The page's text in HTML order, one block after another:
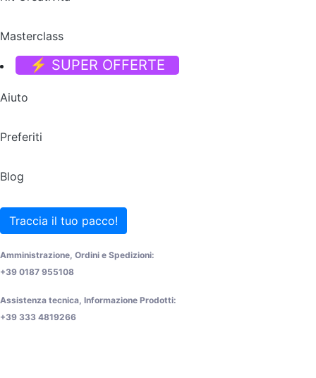
Masterclass
⚡ SUPER OFFERTE
Aiuto
Preferiti
Blog
Traccia il tuo pacco!
Amministrazione, Ordini e Spedizioni:
+39 0187 955108
Assistenza tecnica, Informazione Prodotti:
+39 333 4819266